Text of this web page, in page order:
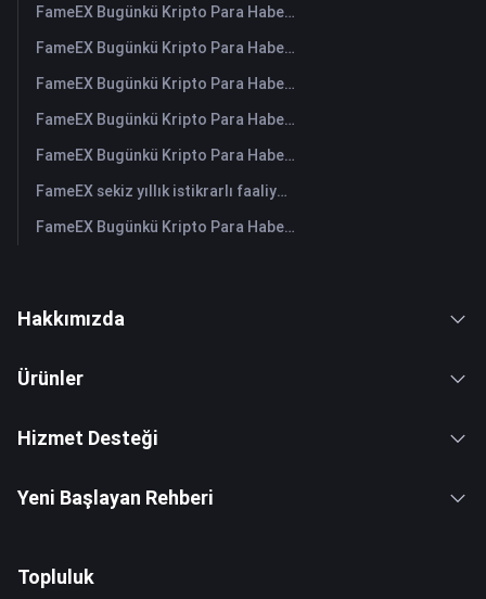
FameEX Bugünkü Kripto Para Haberleri Özeti | 4 Ağustos 2026
FameEX Bugünkü Kripto Para Haberleri Özeti | 3 Ağustos 2026
FameEX Bugünkü Kripto Para Haberleri Özeti | 31 Temmuz 2026
FameEX Bugünkü Kripto Para Haberleri Özeti | 30 Temmuz 2026
FameEX Bugünkü Kripto Para Haberleri Özeti | 29 Temmuz 2026
FameEX sekiz yıllık istikrarlı faaliyetleri ve küresel büyümesiyle kullanıcı güvenini güçlendiriyor
FameEX Bugünkü Kripto Para Haberleri Özeti | 28 Temmuz 2026
Hakkımızda
Ürünler
Hizmet Desteği
Yeni Başlayan Rehberi
Topluluk